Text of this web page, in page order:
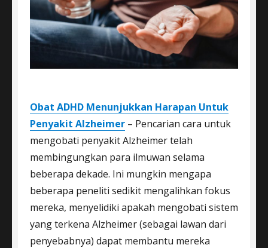
Obat ADHD Menunjukkan Harapan Untuk
Penyakit Alzheimer – Pencarian cara untuk
mengobati penyakit Alzheimer telah
membingungkan para ilmuwan selama
beberapa dekade. Ini mungkin mengapa
beberapa peneliti sedikit mengalihkan fokus
mereka, menyelidiki apakah mengobati sistem
yang terkena Alzheimer (sebagai lawan dari
penyebabnya) dapat membantu mereka